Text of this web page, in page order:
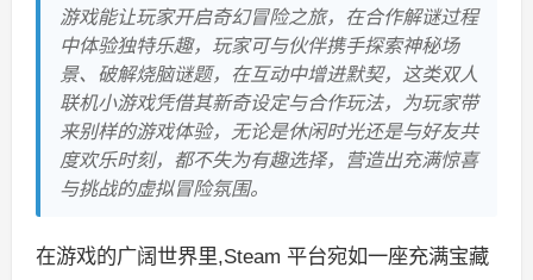
游戏能让玩家开启奇幻冒险之旅，在合作解谜过程
中体验独特乐趣，玩家可与伙伴携手探索神秘场
景、破解烧脑谜题，在互动中增进默契，这类双人
联机小游戏凭借其新奇设定与合作玩法，为玩家带
来别样的游戏体验，无论是休闲时光还是与好友共
度欢乐时刻，都不失为有趣选择，营造出充满惊喜
与挑战的虚拟冒险氛围。
在游戏的广阔世界里,Steam 平台宛如一座充满宝藏